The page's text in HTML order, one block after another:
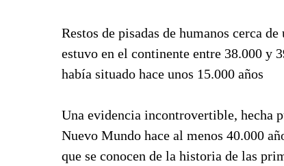
Restos de pisadas de humanos cerca
estuvo en el continente entre 38.000 y
había situado hace unos 15.000 años
Una evidencia incontrovertible, hecha
Nuevo Mundo hace al menos 40.000
que se conocen de la historia de las